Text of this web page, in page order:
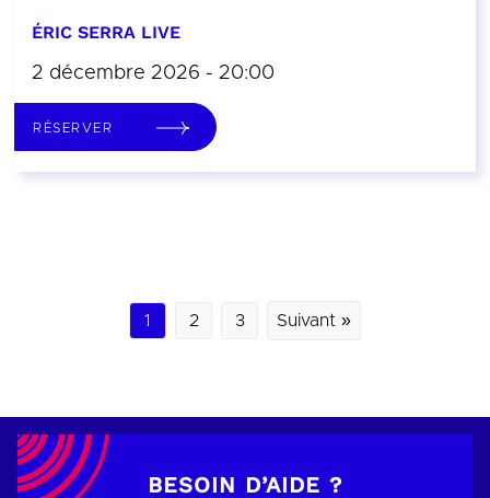
ÉRIC SERRA LIVE
2 décembre 2026 - 20:00
RÉSERVER
1 2 3 Suivant »
BESOIN D’AIDE ?